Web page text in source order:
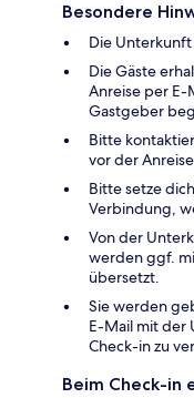
Besondere
Die
Die Gäste
Anreise per E-
Gastgeber
Bitte
vor der
Bitte setze
Verbindung,
Von der
werden ggf.
übersetzt.
Sie werden
E-Mail mit der
Check-in zu
Beim Check-in